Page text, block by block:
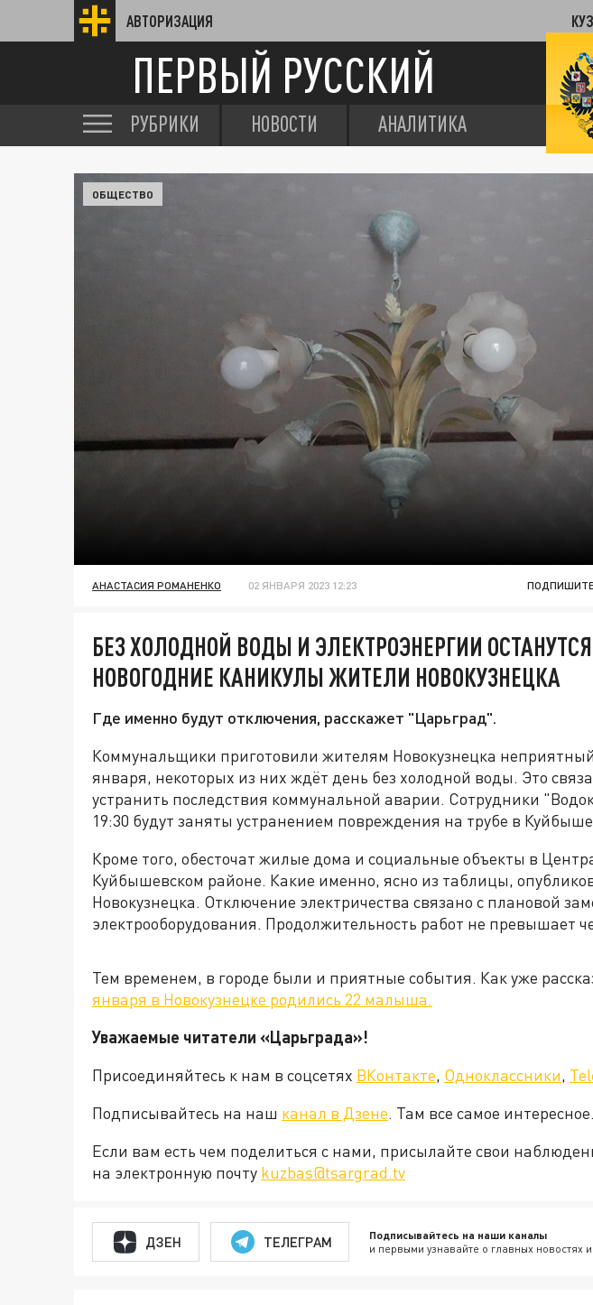
АВТОРИЗАЦИЯ
ПЕРВЫЙ РУССКИЙ
РУБРИКИ НОВОСТИ АНАЛИТИКА
ОБЩЕСТВО
АНАСТАСИЯ РОМАНЕНКО 02 ЯНВАРЯ 2023 12:23
БЕЗ ХОЛОДНОЙ ВОДЫ И ЭЛЕКТРОЭНЕРГИИ
НОВОГОДНИЕ КАНИКУЛЫ ЖИТЕЛИ НОВОКУЗНЕЦКА
Где именно будут отключения, расскажет "Царьград".
Коммунальщики приготовили жителям Новокузнецка
января, некоторых из них ждёт день без холодной воды. Это
устранить последствия коммунальной аварии. Сотрудники
19:30 будут заняты устранением повреждения на трубе в
Кроме того, обесточат жилые дома и социальные объекты в
Куйбышевском районе. Какие именно, ясно из таблицы,
Новокузнецка. Отключение электричества связано с плановой
электрооборудования. Продолжительность работ не превышает
Тем временем, в городе были и приятные события. Как уже
января в Новокузнецке родились 22 малыша.
Уважаемые читатели «Царьграда»!
Присоединяйтесь к нам в соцсетях ВКонтакте, Одноклассники,
Подписывайтесь на наш канал в Дзене. Там все самое интересное.
Если вам есть чем поделиться с нами, присылайте свои
на электронную почту kuzbas@tsargrad.tv
ДЗЕН ТЕЛЕГРАМ Подписывайтесь на наши каналы
и первыми узнавайте о главных новостях